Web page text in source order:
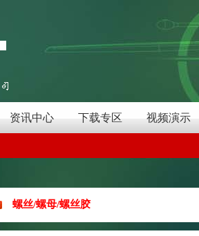
资讯中心 下载专区 视频演示
螺丝/螺母/螺丝胶